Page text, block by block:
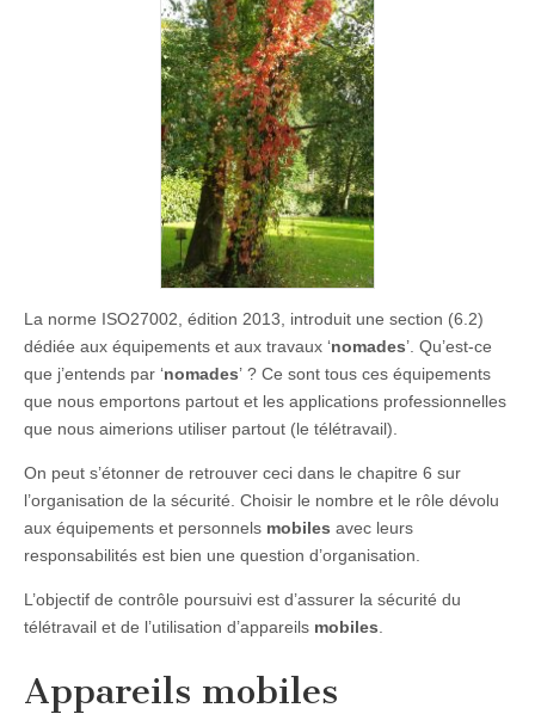
La norme ISO27002, édition 2013, introduit une section (6.2)
dédiée aux équipements et aux travaux ‘nomades’. Qu’est-ce
que j’entends par ‘nomades’ ? Ce sont tous ces équipements
que nous emportons partout et les applications professionnelles
que nous aimerions utiliser partout (le télétravail).
On peut s’étonner de retrouver ceci dans le chapitre 6 sur
l’organisation de la sécurité. Choisir le nombre et le rôle dévolu
aux équipements et personnels mobiles avec leurs
responsabilités est bien une question d’organisation.
L’objectif de contrôle poursuivi est d’assurer la sécurité du
télétravail et de l’utilisation d’appareils mobiles
Appareils mobiles